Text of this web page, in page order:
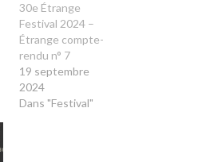
30e Étrange
Festival 2024 –
Étrange compte-
rendu n° 7
19 septembre
2024
Dans "Festival"